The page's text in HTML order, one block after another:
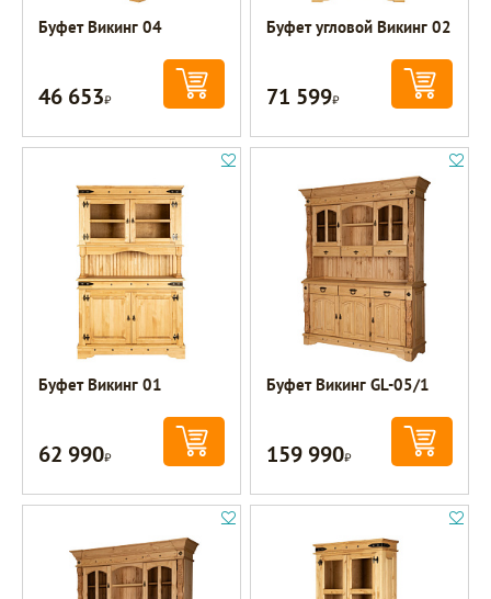
Буфет Викинг 04
46 653Р
Буфет угловой Викинг 02
71 599Р
Буфет Викинг 01
62 990Р
Буфет Викинг GL-05/1
159 990Р